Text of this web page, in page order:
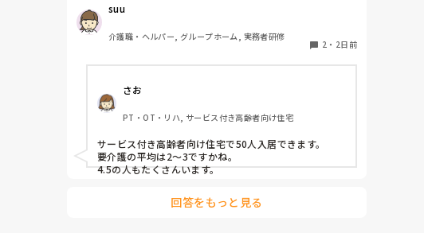
す。
suu
介護職・ヘルパー, グループホーム, 実務者研修
2 ・ 2日前
さお
PT・OT・リハ, サービス付き高齢者向け住宅
サービス付き高齢者向け住宅で50人入居できます。
要介護の平均は2〜3ですかね。
4.5の人もたくさんいます。
回答をもっと見る